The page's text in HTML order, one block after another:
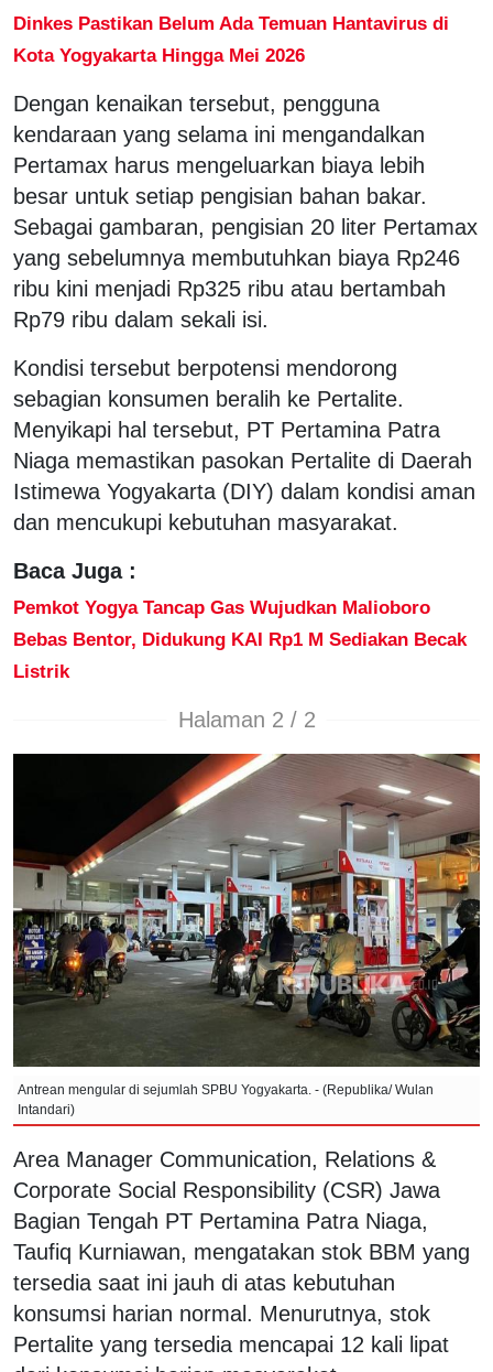
Dinkes Pastikan Belum Ada Temuan Hantavirus di
Kota Yogyakarta Hingga Mei 2026
Dengan kenaikan tersebut, pengguna
kendaraan yang selama ini mengandalkan
Pertamax harus mengeluarkan biaya lebih
besar untuk setiap pengisian bahan bakar.
Sebagai gambaran, pengisian 20 liter Pertamax
yang sebelumnya membutuhkan biaya Rp246
ribu kini menjadi Rp325 ribu atau bertambah
Rp79 ribu dalam sekali isi.
Kondisi tersebut berpotensi mendorong
sebagian konsumen beralih ke Pertalite.
Menyikapi hal tersebut, PT Pertamina Patra
Niaga memastikan pasokan Pertalite di Daerah
Istimewa Yogyakarta (DIY) dalam kondisi aman
dan mencukupi kebutuhan masyarakat.
Baca Juga :
Pemkot Yogya Tancap Gas Wujudkan Malioboro
Bebas Bentor, Didukung KAI Rp1 M Sediakan Becak
Listrik
Halaman 2 / 2
Antrean mengular di sejumlah SPBU Yogyakarta. - (Republika/ Wulan
Intandari)
Area Manager Communication, Relations &
Corporate Social Responsibility (CSR) Jawa
Bagian Tengah PT Pertamina Patra Niaga,
Taufiq Kurniawan, mengatakan stok BBM yang
tersedia saat ini jauh di atas kebutuhan
konsumsi harian normal. Menurutnya, stok
Pertalite yang tersedia mencapai 12 kali lipat